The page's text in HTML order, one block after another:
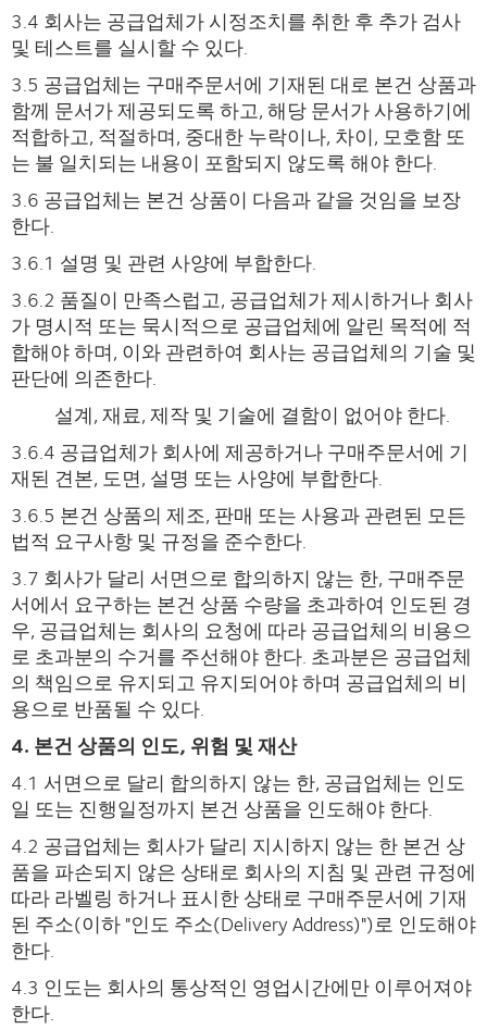
3.4 회사는 공급업체가 시정조치를 취한 후 추가 검사
및 테스트를 실시할 수 있다.
3.5 공급업체는 구매주문서에 기재된 대로 본건 상품과
함께 문서가 제공되도록 하고, 해당 문서가 사용하기에
적합하고, 적절하며, 중대한 누락이나, 차이, 모호함 또
는 불 일치되는 내용이 포함되지 않도록 해야 한다.
3.6 공급업체는 본건 상품이 다음과 같을 것임을 보장
한다.
3.6.1 설명 및 관련 사양에 부합한다.
3.6.2 품질이 만족스럽고, 공급업체가 제시하거나 회사
가 명시적 또는 묵시적으로 공급업체에 알린 목적에 적
합해야 하며, 이와 관련하여 회사는 공급업체의 기술 및
판단에 의존한다.
설계, 재료, 제작 및 기술에 결함이 없어야 한다.
3.6.4 공급업체가 회사에 제공하거나 구매주문서에 기
재된 견본, 도면, 설명 또는 사양에 부합한다.
3.6.5 본건 상품의 제조, 판매 또는 사용과 관련된 모든
법적 요구사항 및 규정을 준수한다.
3.7 회사가 달리 서면으로 합의하지 않는 한, 구매주문
서에서 요구하는 본건 상품 수량을 초과하여 인도된 경
우, 공급업체는 회사의 요청에 따라 공급업체의 비용으
로 초과분의 수거를 주선해야 한다. 초과분은 공급업체
의 책임으로 유지되고 유지되어야 하며 공급업체의 비
용으로 반품될 수 있다.
4. 본건 상품의 인도, 위험 및 재산
4.1 서면으로 달리 합의하지 않는 한, 공급업체는 인도
일 또는 진행일정까지 본건 상품을 인도해야 한다.
4.2 공급업체는 회사가 달리 지시하지 않는 한 본건 상
품을 파손되지 않은 상태로 회사의 지침 및 관련 규정에
따라 라벨링 하거나 표시한 상태로 구매주문서에 기재
된 주소(이하 "인도 주소(Delivery Address)")로 인도해야
한다.
4.3 인도는 회사의 통상적인 영업시간에만 이루어져야
한다.